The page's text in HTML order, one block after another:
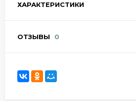
ХАРАКТЕРИСТИКИ
ОТЗЫВЫ 0